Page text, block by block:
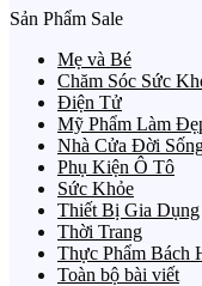
Sản Phẩm Sale
Mẹ và Bé
Chăm Sóc Sức
Điện Tử
Mỹ Phẩm Làm
Nhà Cửa Đời
Phụ Kiện Ô Tô
Sức Khỏe
Thiết Bị Gia Dụng
Thời Trang
Thực Phẩm Bách
Toàn bộ bài viết